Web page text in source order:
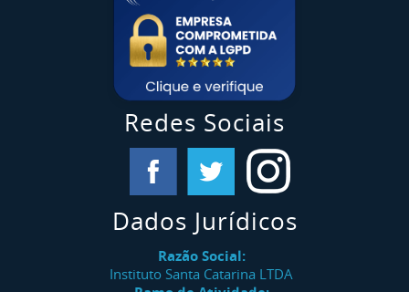
Redes Sociais
Dados Jurídicos
Razão Social:
Instituto Santa Catarina LTDA